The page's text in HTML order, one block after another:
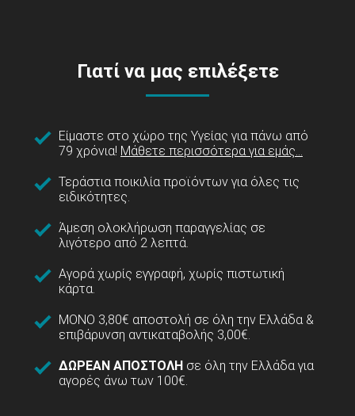
Γιατί να μας επιλέξετε
Είμαστε στο χώρο της Υγείας για πάνω από
79 χρόνια! Μάθετε περισσότερα για εμάς...
Τεράστια ποικιλία προϊόντων για όλες τις
ειδικότητες.
Άμεση ολοκλήρωση παραγγελίας σε
λιγότερο από 2 λεπτά.
Αγορά χωρίς εγγραφή, χωρίς πιστωτική
κάρτα.
ΜΟΝΟ 3,80€ αποστολή σε όλη την Ελλάδα &
επιβάρυνση αντικαταβολής 3,00€.
ΔΩΡΕΑΝ ΑΠΟΣΤΟΛΗ σε όλη την Ελλάδα για
αγορές άνω των 100€.